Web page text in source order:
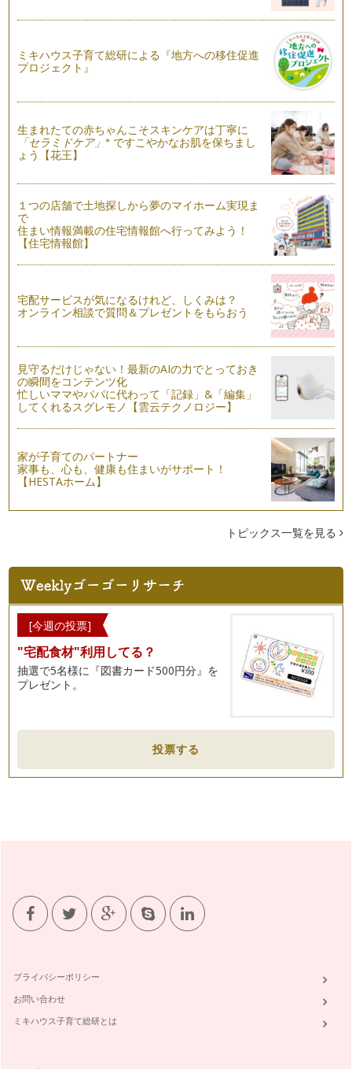
ミキハウス子育て総研による『地方への移住促進
プロジェクト』
生まれたての赤ちゃんこそスキンケアは丁寧に
「セラミドケア」※ ですこやかなお肌を保ちまし
ょう【花王】
１つの店舗で土地探しから夢のマイホーム実現ま
で
住まい情報満載の住宅情報館へ行ってみよう！
【住宅情報館】
宅配サービスが気になるけれど、しくみは？
オンライン相談で質問＆プレゼントをもらおう
見守るだけじゃない！最新のAIの力でとっておき
の瞬間をコンテンツ化
忙しいママやパパに代わって「記録」&「編集」
してくれるスグレモノ【雲云テクノロジー】
家が子育てのパートナー
家事も、心も、健康も住まいがサポート！
【HESTAホーム】
トピックス一覧を見る
[今週の投票]
"宅配食材"利用してる？
抽選で5名様に『図書カード500円分』を
プレゼント。
投票する
プライバシーポリシー
お問い合わせ
ミキハウス子育て総研とは